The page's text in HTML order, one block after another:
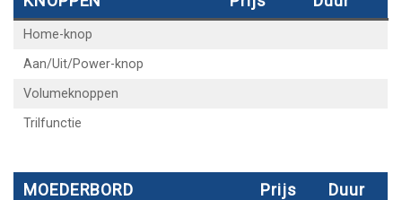
Home-knop
Aan/Uit/Power-knop
Volumeknoppen
Trilfunctie
MOEDERBORD Prijs Duur